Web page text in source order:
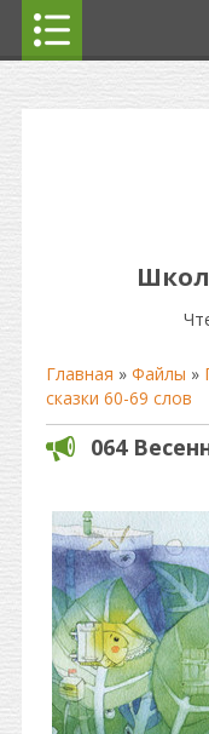
Главная » Файлы »
сказки 60-69 слов
064